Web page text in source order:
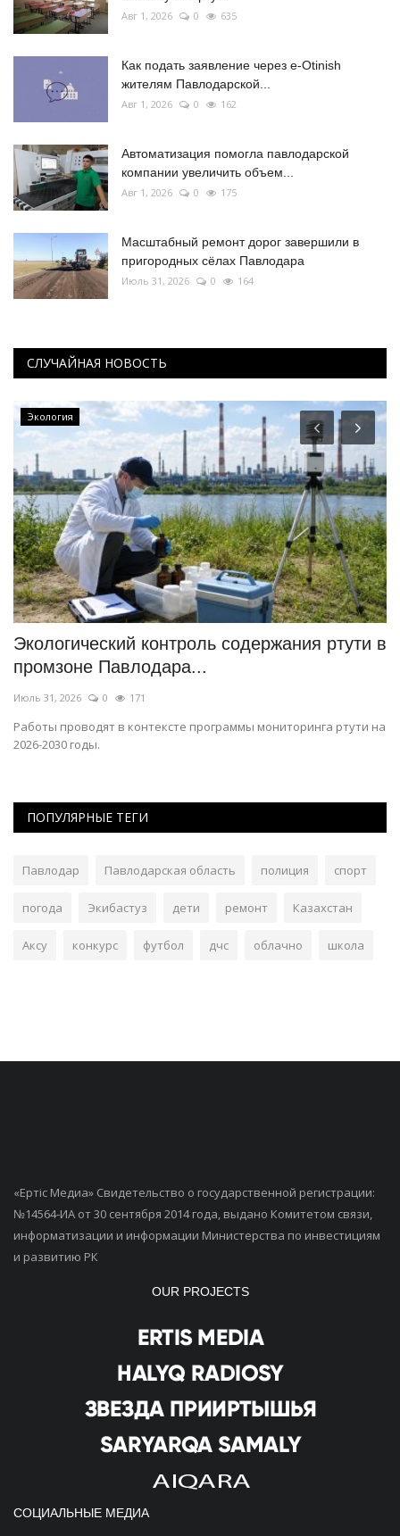
Авг 1, 2026 0 635
Как подать заявление через e-Otinish
жителям Павлодарской...
Авг 1, 2026 0 162
Автоматизация помогла павлодарской
компании увеличить объем...
Авг 1, 2026 0 175
Масштабный ремонт дорог завершили в
пригородных сёлах Павлодара
Июль 31, 2026 0 164
СЛУЧАЙНАЯ НОВОСТЬ
Экология
Экологический контроль содержания ртути в
промзоне Павлодара...
Июль 31, 2026 0 171
Работы проводят в контексте программы мониторинга ртути на
2026-2030 годы.
ПОПУЛЯРНЫЕ ТЕГИ
Павлодар Павлодарская область полиция спорт
погода Экибастуз дети ремонт Казахстан
Аксу конкурс футбол дчс облачно школа
«Ертiс Медиа» Свидетельство о государственной регистрации:
№14564-ИА от 30 сентября 2014 года, выдано Комитетом связи,
информатизации и информации Министерства по инвестициям
и развитию РК
OUR PROJECTS
СОЦИАЛЬНЫЕ МЕДИА